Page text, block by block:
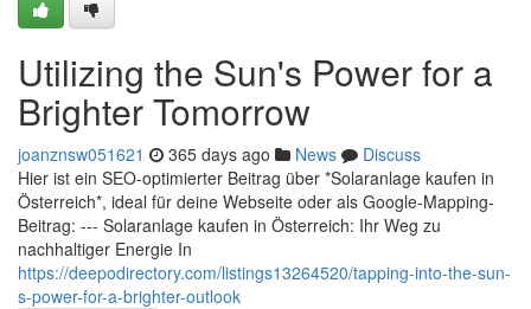
Utilizing the Sun's Power for a
Brighter Tomorrow
joanznsw051621 365 days ago News
Discuss
Hier ist ein SEO-optimierter Beitrag über *Solaranlage kaufen in
Österreich*, ideal für deine Webseite oder als Google-Mapping-
Beitrag: --- Solaranlage kaufen in Österreich: Ihr Weg zu
nachhaltiger Energie In
https://deepodirectory.com/listings13264520/tapping-into-the-sun-
s-power-for-a-brighter-outlook